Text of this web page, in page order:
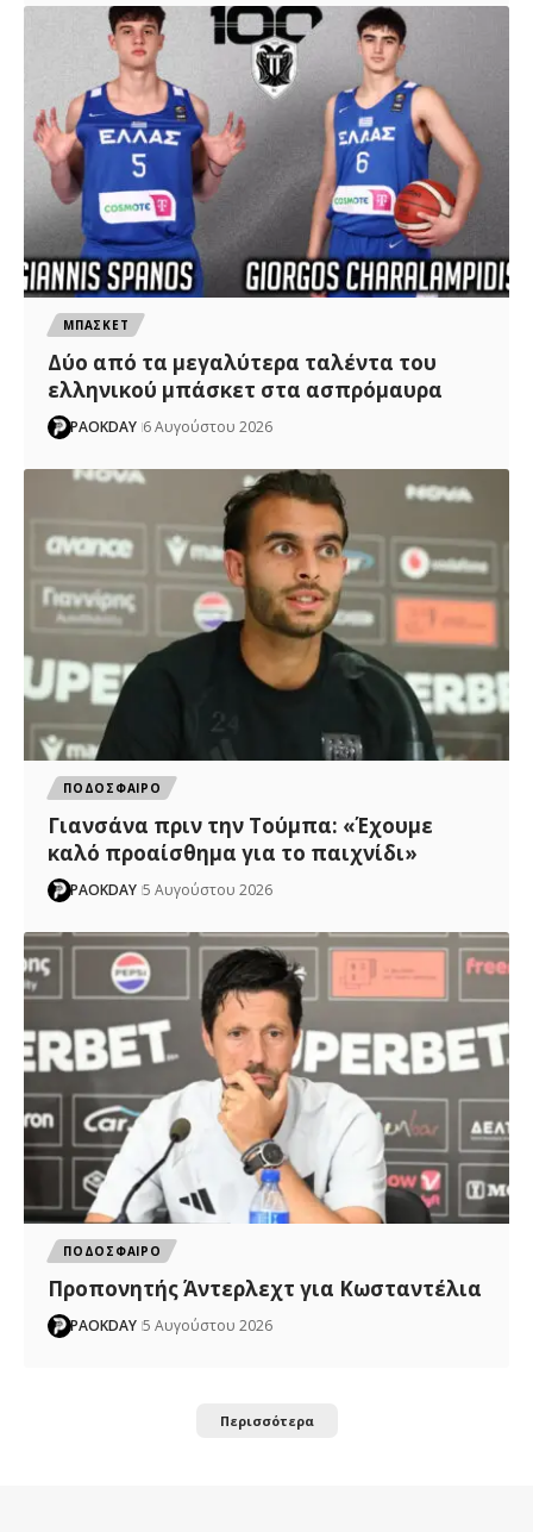
ΜΠΑΣΚΕΤ
Δύο από τα μεγαλύτερα ταλέντα του
ελληνικού μπάσκετ στα ασπρόμαυρα
PAOKDAY 6 Αυγούστου 2026
ΠΟΔΟΣΦΑΙΡΟ
Γιανσάνα πριν την Τούμπα: «Έχουμε
καλό προαίσθημα για το παιχνίδι»
PAOKDAY 5 Αυγούστου 2026
ΠΟΔΟΣΦΑΙΡΟ
Προπονητής Άντερλεχτ για Κωσταντέλια
PAOKDAY 5 Αυγούστου 2026
Περισσότερα